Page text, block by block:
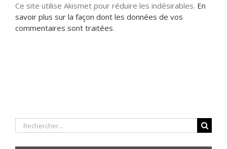
Ce site utilise Akismet pour réduire les indésirables. En
savoir plus sur la façon dont les données de vos
commentaires sont traitées.
Rechercher: